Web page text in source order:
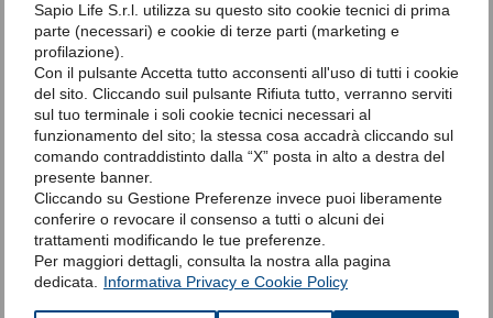
Sapio Life S.r.l. utilizza su questo sito cookie tecnici di prima
parte (necessari) e cookie di terze parti (marketing e
profilazione).
Con il pulsante Accetta tutto acconsenti all'uso di tutti i cookie
del sito. Cliccando suil pulsante Rifiuta tutto, verranno serviti
sul tuo terminale i soli cookie tecnici necessari al
funzionamento del sito; la stessa cosa accadrà cliccando sul
comando contraddistinto dalla “X” posta in alto a destra del
presente banner.
Cliccando su Gestione Preferenze invece puoi liberamente
conferire o revocare il consenso a tutti o alcuni dei
trattamenti modificando le tue preferenze.
Per maggiori dettagli, consulta la nostra alla pagina
dedicata.
Informativa Privacy e Cookie Policy
Contattaci:
al numero verde
800 635 040
inchat(dal box in basso a sinistra),
oppurecliccando qui.
Siamo a tua completa disposizione per aiutarti a
dormire meglio.
Prenota ora
Nel caso questi primi esami non fossero sufficienti al
professionista, questipotrebbe richiedere anche
approfondimenti ulteriori, come: